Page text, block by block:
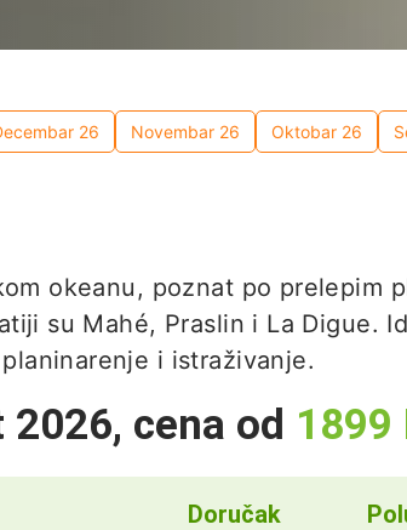
26 Novembar 26 Oktobar 26
okeanu, poznat po prelepim
su Mahé, Praslin i La Digue.
i istraživanje.
2026, cena od 1899
Doručak